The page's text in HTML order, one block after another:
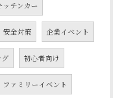
ッチンカー
安全対策 企業イベント
グ 初心者向け
ファミリーイベント